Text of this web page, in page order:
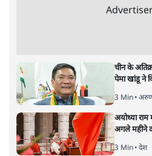
प्रेम कुमार
सशस्त्र बलों में ‘अग्निवीरों’ की भर्ती
की आलोचना क्यों हो रही है?